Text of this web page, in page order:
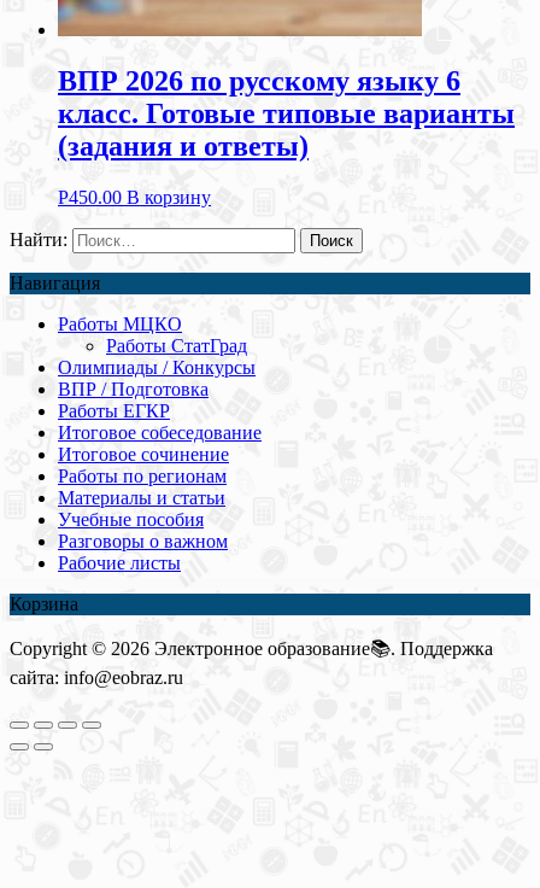
ВПР 2026 по русскому языку 6
класс. Готовые типовые варианты
(задания и ответы)
Р450.00 В корзину
Найти:
Навигация
Работы МЦКО
Работы СтатГрад
Олимпиады / Конкурсы
ВПР / Подготовка
Работы ЕГКР
Итоговое собеседование
Итоговое сочинение
Работы по регионам
Материалы и статьи
Учебные пособия
Разговоры о важном
Рабочие листы
Корзина
Copyright © 2026 Электронное образование📚. Поддержка
сайта: info@eobraz.ru